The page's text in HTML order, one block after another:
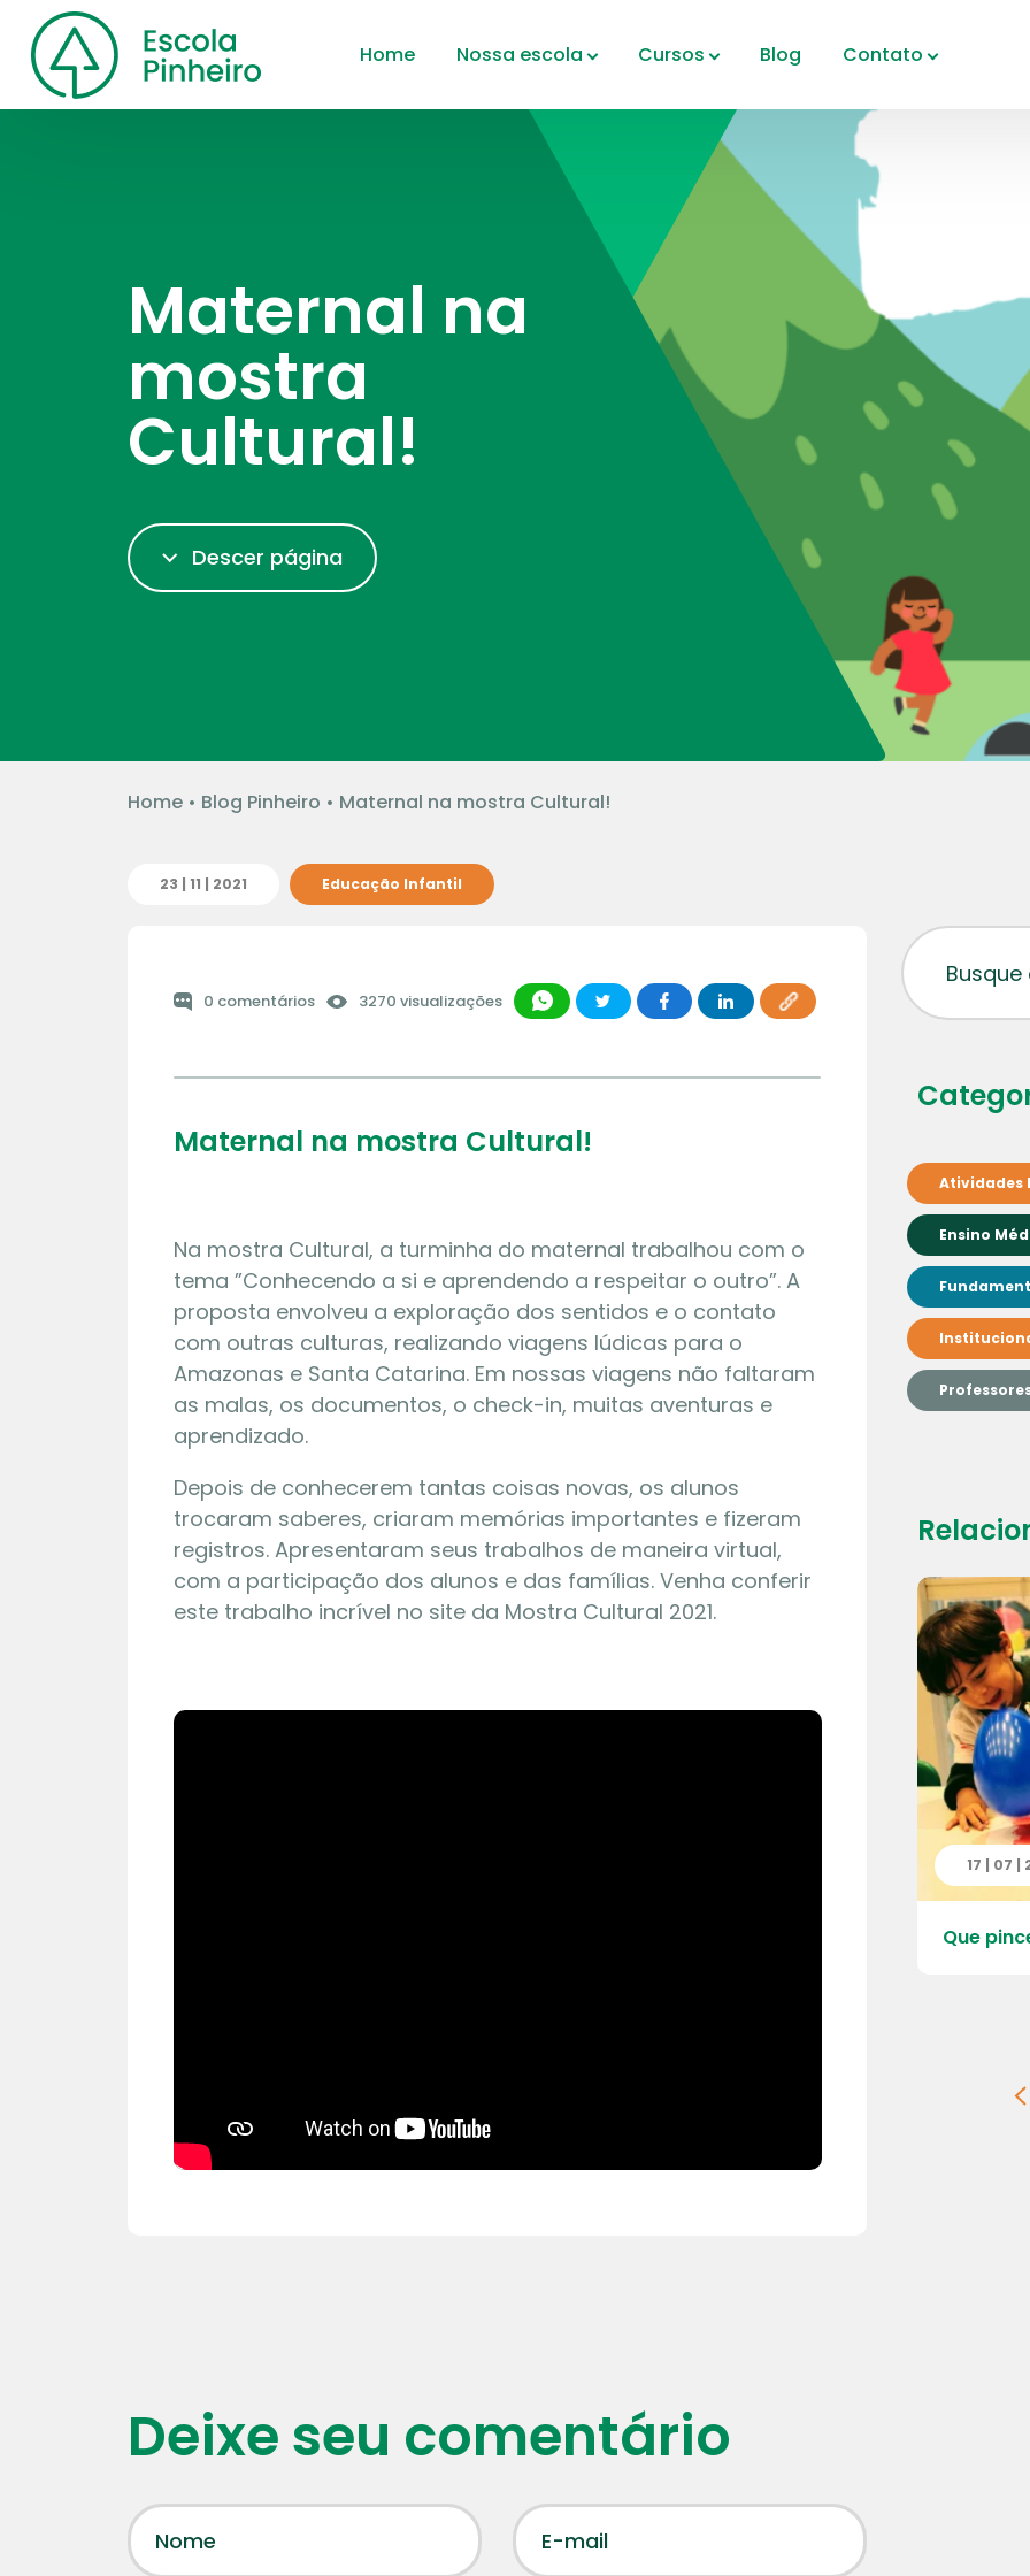
Home Nossa escola Cursos Blog Contato
Maternal na
mostra
Cultural!
Descer página
Home• Blog Pinheiro • Maternal na mostra Cultural!
23 | 11 | 2021 Educação Infantil
0 comentários 3270 visualizações
Maternal na mostra Cultural!
Na mostra Cultural, a turminha do maternal trabalhou com o
tema ”Conhecendo a si e aprendendo a respeitar o outro”. A
proposta envolveu a exploração dos sentidos e o contato
com outras culturas, realizando viagens lúdicas para o
Amazonas e Santa Catarina. Em nossas viagens não faltaram
as malas, os documentos, o check-in, muitas aventuras e
aprendizado.
Depois de conhecerem tantas coisas novas, os alunos
trocaram saberes, criaram memórias importantes e fizeram
registros. Apresentaram seus trabalhos de maneira virtual,
com a participação dos alunos e das famílias. Venha conferir
este trabalho incrível no site da Mostra Cultural 2021.
Deixe seu comentário
Atividades
Ensino
17 | 07 |
Que